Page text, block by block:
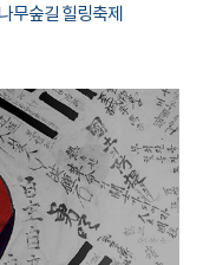
무숲길 힐링축제